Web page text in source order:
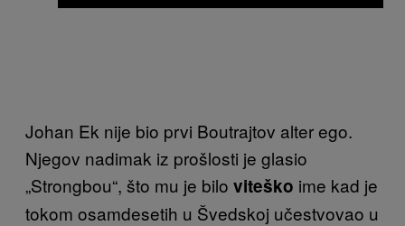
Johan Ek nije bio prvi Boutrajtov alter ego.
Njegov nadimak iz prošlosti je glasio
„Strongbou“, što mu je bilo viteško ime kad je
tokom osamdesetih u Švedskoj učestvovao u